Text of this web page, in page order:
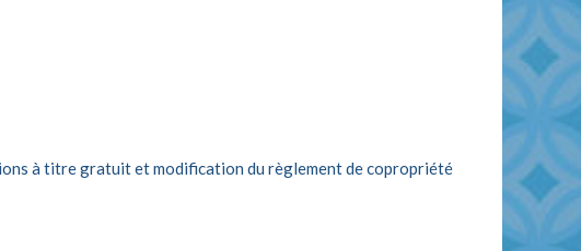
à titre gratuit et modification du règlement de copropriété